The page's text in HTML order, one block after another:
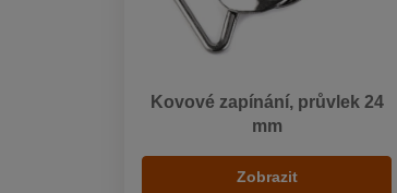
Kovové zapínání, průvlek 24
mm
Zobrazit